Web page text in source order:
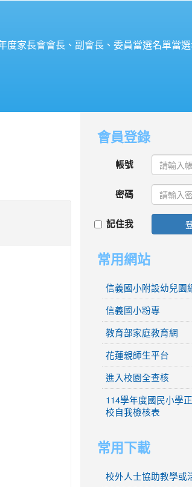
度家長會會長、副會長、委員當選名單當
會員登錄
帳號
密碼
記住我
常用網站
信義國小附設幼兒園
信義國小粉專
教育部家庭教育網
花蓮親師生平台
進入校園全查核
114學年度國民小學
校自我檢核表
常用下載
校外人士協助教學或